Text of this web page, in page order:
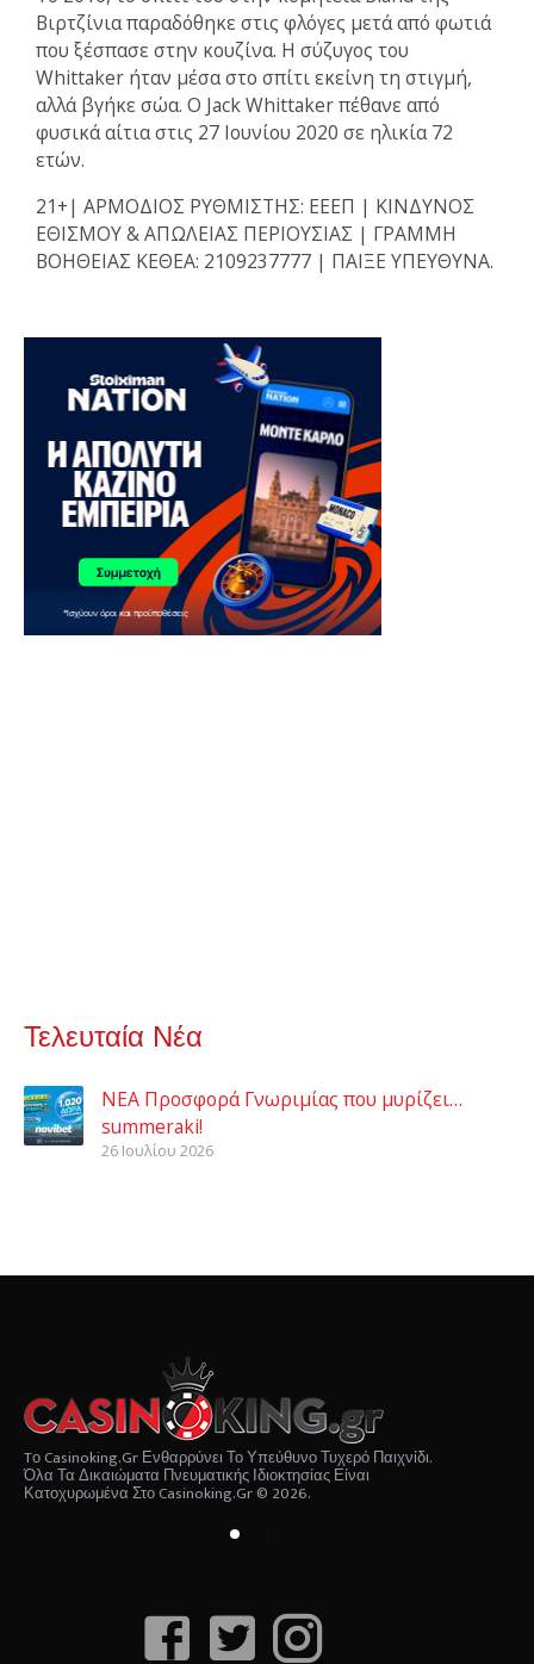
Βιρτζίνια παραδόθηκε στις φλόγες μετά από φωτιά
που ξέσπασε στην κουζίνα. Η σύζυγος του
Whittaker ήταν μέσα στο σπίτι εκείνη τη στιγμή,
αλλά βγήκε σώα. Ο Jack Whittaker πέθανε από
φυσικά αίτια στις 27 Ιουνίου 2020 σε ηλικία 72
ετών.
21+| ΑΡΜΟΔΙΟΣ ΡΥΘΜΙΣΤΗΣ: ΕΕΕΠ | ΚΙΝΔΥΝΟΣ
ΕΘΙΣΜΟΥ & ΑΠΩΛΕΙΑΣ ΠΕΡΙΟΥΣΙΑΣ | ΓΡΑΜΜΗ
ΒΟΗΘΕΙΑΣ ΚΕΘΕΑ: 2109237777 | ΠΑΙΞΕ ΥΠΕΥΘΥΝΑ.
Τελευταία Νέα
ΝΕΑ Προσφορά Γνωριμίας που μυρίζει…
summeraki!
26 Ιουλίου 2026
Tο Casinoking.gr Ενθαρρύνει Το Υπεύθυνο Τυχερό Παιχνίδι.
Όλα Τα Δικαιώματα Πνευματικής Ιδιοκτησίας Είναι
Κατοχυρωμένα Στο Casinoking.gr © 2026.